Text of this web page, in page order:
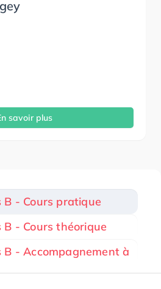
savoir plus
- Cours pratique
- Cours théorique
- Accompagnement à